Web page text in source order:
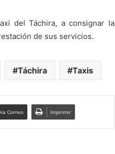
del Táchira, a consignar la
de sus servicios.
Táchira Taxis
Correo Imprimir